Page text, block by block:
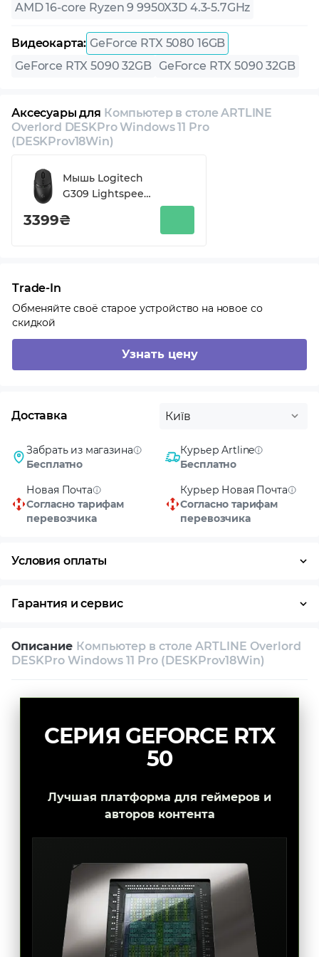
AMD 16-core Ryzen 9 9950X3D 4.3-5.7GHz
Видеокарта: GeForce RTX 5080 16GB
GeForce RTX 5090 32GB GeForce RTX 5090 32GB
Аксесуары для Компьютер в столе ARTLINE
Overlord DESKPro Windows 11 Pro
(DESKProv18Win)
Мышь Logitech
G309 Lightspeed
Wireless/Bluetooth
Black (910-
3399₴
Trade-In
Обменяйте своё старое устройство на новое со
скидкой
Узнать цену
Доставка Київ
Забрать из магазина
Бесплатно
Курьер Artline
Бесплатно
Новая Почта
Согласно тарифам
перевозчика
Курьер Новая Почта
Согласно тарифам
перевозчика
Условия оплаты
Гарантия и сервис
Возврат и обмен в течение 14 дней
Описание Компьютер в столе ARTLINE Overlord
DESKPro Windows 11 Pro (DESKProv18Win)
СЕРИЯ GEFORCE RTX
50
Лучшая платформа для геймеров и
авторов контента